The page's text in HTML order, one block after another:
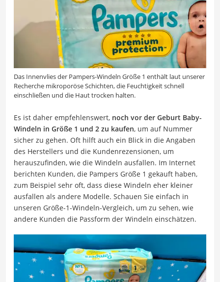
Das Innenvlies der Pampers-Windeln Größe 1 enthält laut unserer
Recherche mikroporöse Schichten, die Feuchtigkeit schnell
einschließen und die Haut trocken halten.
Es ist daher empfehlenswert, noch vor der Geburt Baby-
Windeln in Größe 1 und 2 zu kaufen, um auf Nummer
sicher zu gehen. Oft hilft auch ein Blick in die Angaben
des Herstellers und die Kundenrezensionen, um
herauszufinden, wie die Windeln ausfallen. Im Internet
berichten Kunden, die Pampers Größe 1 gekauft haben,
zum Beispiel sehr oft, dass diese Windeln eher kleiner
ausfallen als andere Modelle. Schauen Sie einfach in
unseren Größe-1-Windeln-Vergleich, um zu sehen, wie
andere Kunden die Passform der Windeln einschätzen.